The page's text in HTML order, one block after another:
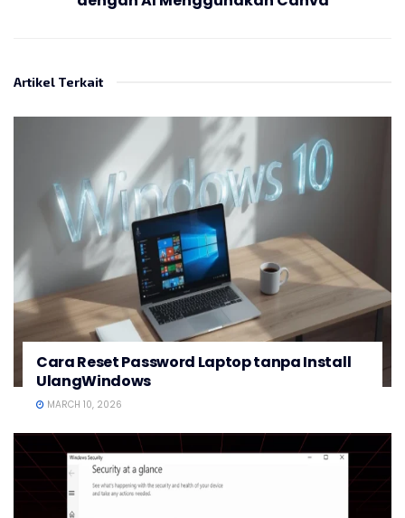
Artikel Terkait
Cara Reset Password Laptop tanpa Install
UlangWindows
MARCH 10, 2026